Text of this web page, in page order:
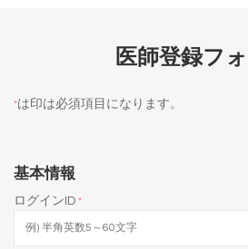
医師登録フ
*は印は必須項目になります。
基本情報
ログインID *